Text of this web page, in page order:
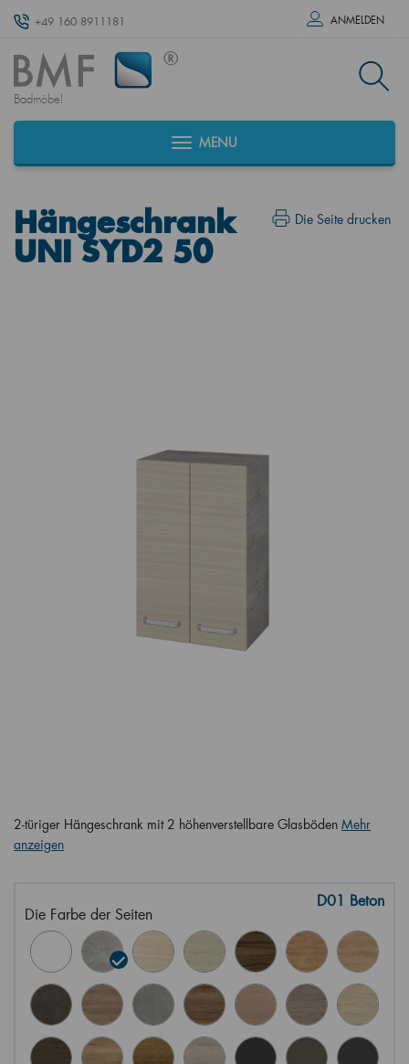
+49 160 8911181 ANMELDEN
Badmöbel
MENU
Die Seite drucken
Hängeschrank
UNI SYD2 50
2-türiger Hängeschrank mit 2 höhenverstellbare Glasböden Mehr
anzeigen
Die Farbe der Seiten
D01 Beton